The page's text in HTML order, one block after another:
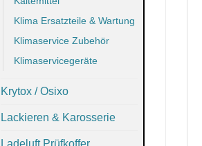
Klima Ersatzteile & Wartung
Klimaservice Zubehör
Klimaservicegeräte
Krytox / Osixo
Lackieren & Karosserie
Ladeluft Prüfkoffer